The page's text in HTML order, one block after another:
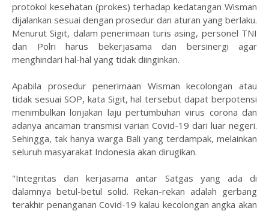
protokol kesehatan (prokes) terhadap kedatangan Wisman
dijalankan sesuai dengan prosedur dan aturan yang berlaku.
Menurut Sigit, dalam penerimaan turis asing, personel TNI
dan Polri harus bekerjasama dan bersinergi agar
menghindari hal-hal yang tidak diinginkan.
Apabila prosedur penerimaan Wisman kecolongan atau
tidak sesuai SOP, kata Sigit, hal tersebut dapat berpotensi
menimbulkan lonjakan laju pertumbuhan virus corona dan
adanya ancaman transmisi varian Covid-19 dari luar negeri.
Sehingga, tak hanya warga Bali yang terdampak, melainkan
seluruh masyarakat Indonesia akan dirugikan.
"Integritas dan kerjasama antar Satgas yang ada di
dalamnya betul-betul solid. Rekan-rekan adalah gerbang
terakhir penanganan Covid-19 kalau kecolongan angka akan